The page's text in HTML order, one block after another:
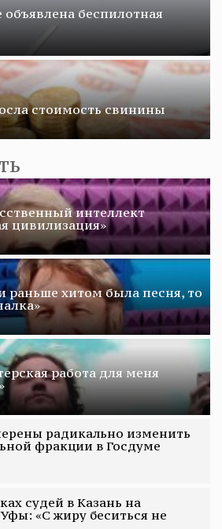
беспилотная
стоимость свинины
интеллект
цивилизация»
раньше хитом была песня, то
работа для меня
радикально изменить
фракции в Госдуме
судей в Казань на
«С жиру беситься не